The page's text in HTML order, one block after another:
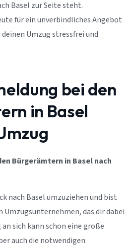
Basel zur Seite steht.
für ein unverbindliches Angebot
Umzug stressfrei und
bei den
in Basel
Bürgerämtern in Basel nach
nach Basel umzuziehen und bist
Umzugsunternehmen, das dir dabei
sich kann schon eine große
auch die notwendigen